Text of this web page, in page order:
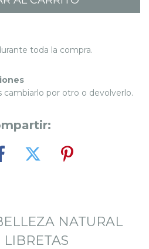
toda la compra.
cambiarlo por otro o devolverlo.
NATURAL
LIBRETAS